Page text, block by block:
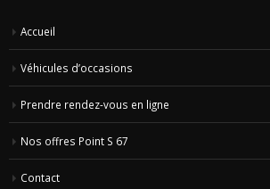
Accueil
Véhicules d’occasions
Prendre rendez-vous en ligne
Nos offres Point S 67
Contact